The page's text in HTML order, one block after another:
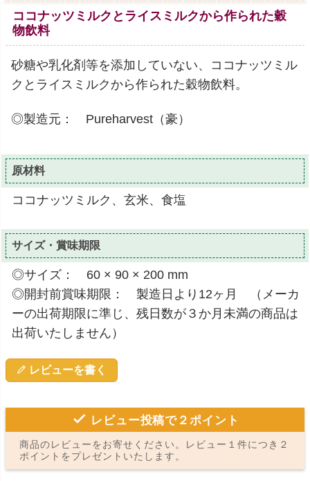
ココナッツミルクとライスミルクから作られた穀
物飲料
砂糖や乳化剤等を添加していない、ココナッツミル
クとライスミルクから作られた穀物飲料。
◎製造元： Pureharvest（豪）
原材料
ココナッツミルク、玄米、食塩
サイズ・賞味期限
◎サイズ： 60 × 90 × 200 mm
◎開封前賞味期限： 製造日より12ヶ月 （メーカ
ーの出荷期限に準じ、残日数が３か月未満の商品は
出荷いたしません）
レビューを書く
レビュー投稿で２ポイント
商品のレビューをお寄せください。レビュー１件につき２
ポイントをプレゼントいたします。